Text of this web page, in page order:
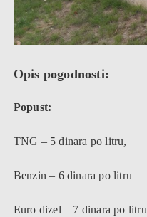
Opis pogodnosti:
Popust:
TNG – 5 dinara po litru,
Benzin – 6 dinara po litru
Euro dizel – 7 dinara po litru